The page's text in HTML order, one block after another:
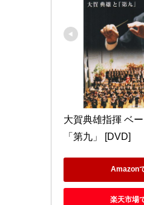
大賀典雄指揮 ベ
「第九」 [DVD]
Amazon
楽天市場